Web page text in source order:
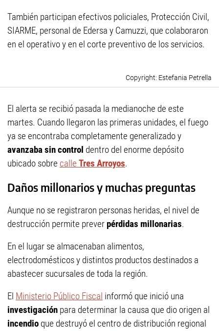
También participan efectivos policiales, Protección Civil,
SIARME, personal de Edersa y Camuzzi, que colaboraron
en el operativo y en el corte preventivo de los servicios.
Estefania Petrella
El alerta se recibió pasada la medianoche de este
martes. Cuando llegaron las primeras unidades, el fuego
ya se encontraba completamente generalizado y
avanzaba sin control dentro del enorme depósito
ubicado sobre calle Tres Arroyos.
Daños millonarios y muchas preguntas
Aunque no se registraron personas heridas, el nivel de
destrucción permite prever pérdidas millonarias.
En el lugar se almacenaban alimentos,
electrodomésticos y distintos productos destinados a
abastecer sucursales de toda la región.
El Ministerio Público Fiscal informó que inició una
investigación para determinar la causa que dio origen al
incendio que destruyó el centro de distribución regional